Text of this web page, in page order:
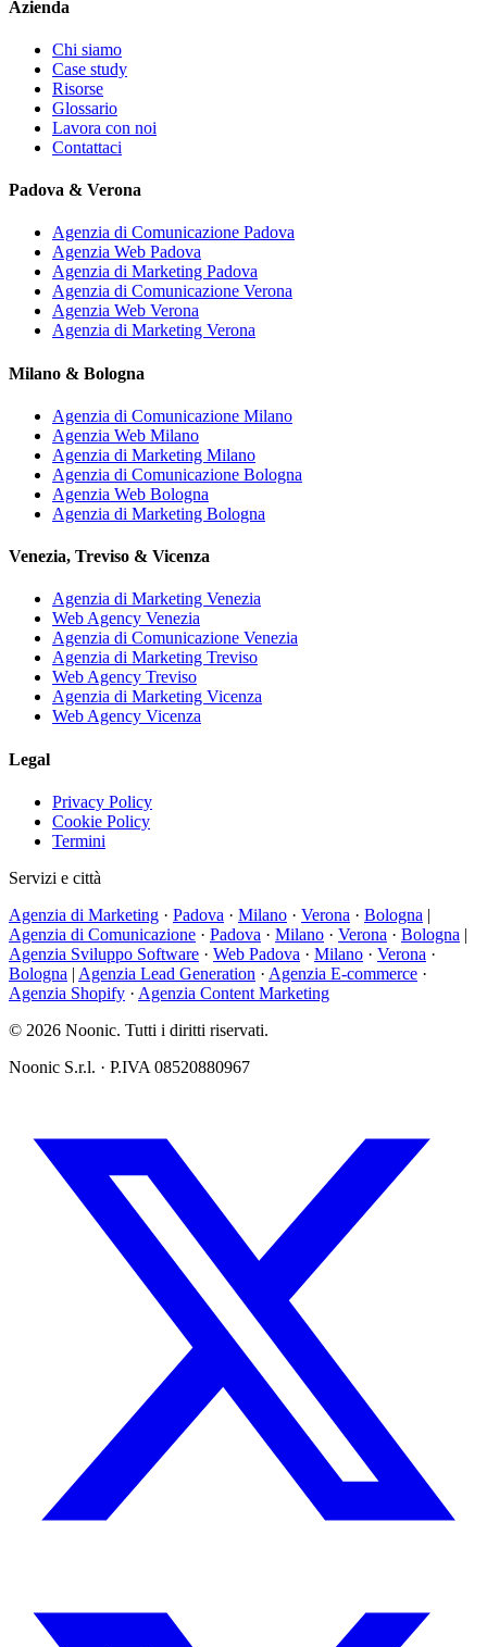
Azienda
Chi siamo
Case study
Risorse
Glossario
Lavora con noi
Contattaci
Padova & Verona
Agenzia di Comunicazione Padova
Agenzia Web Padova
Agenzia di Marketing Padova
Agenzia di Comunicazione Verona
Agenzia Web Verona
Agenzia di Marketing Verona
Milano & Bologna
Agenzia di Comunicazione Milano
Agenzia Web Milano
Agenzia di Marketing Milano
Agenzia di Comunicazione Bologna
Agenzia Web Bologna
Agenzia di Marketing Bologna
Venezia, Treviso & Vicenza
Agenzia di Marketing Venezia
Web Agency Venezia
Agenzia di Comunicazione Venezia
Agenzia di Marketing Treviso
Web Agency Treviso
Agenzia di Marketing Vicenza
Web Agency Vicenza
Legal
Privacy Policy
Cookie Policy
Termini
Servizi e città
Agenzia di Marketing · Padova · Milano · Verona · Bologna |
Agenzia di Comunicazione · Padova · Milano · Verona · Bologna |
Agenzia Sviluppo Software · Web Padova · Milano · Verona ·
Bologna | Agenzia Lead Generation · Agenzia E-commerce ·
Agenzia Shopify · Agenzia Content Marketing
© 2026 Noonic. Tutti i diritti riservati.
Noonic S.r.l. · P.IVA 08520880967